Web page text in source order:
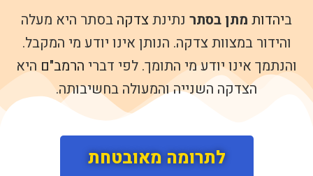
ביהדות מתן בסתר נתינתצדקה בסתר היא מעלה
והידור במצוות צדקה. הנותן אינו יודע מי המקבל.
והנתמך אינו יודע מי התומך. לפי דברי הרמב"ם היא
הצדקה השנייה והמעולה בחשיבותה.
לתרומה מאובטחת